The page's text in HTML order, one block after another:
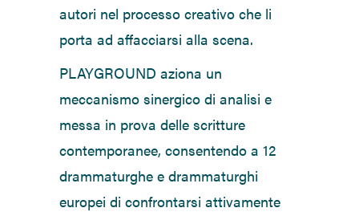
autori nel processo creativo che li
porta ad affacciarsi alla scena.
PLAYGROUND aziona un
meccanismo sinergico di analisi e
messa in prova delle scritture
contemporanee, consentendo a 12
drammaturghe e drammaturghi
europei di confrontarsi attivamente